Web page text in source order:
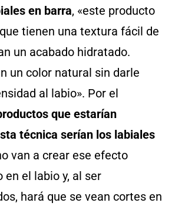
en barra, «este producto
tienen una textura fácil de
un acabado hidratado.
un color natural sin darle
al labio». Por el
que estarían
técnica serían los labiales
van a crear ese efecto
en el labio y, al ser
hará que se vean cortes en